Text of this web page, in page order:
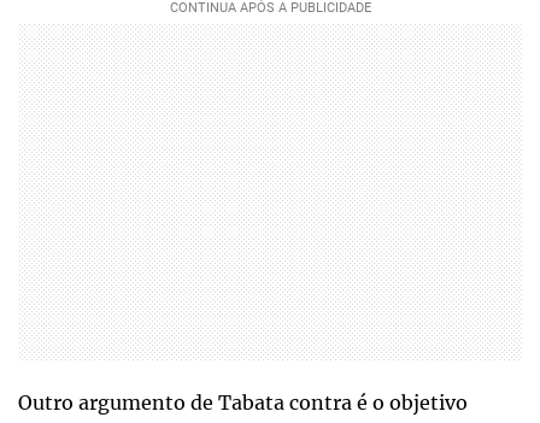
Outro argumento de Tabata contra é o objetivo